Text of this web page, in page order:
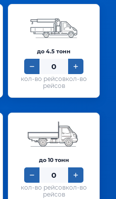
до 4.5 тонн
кол-во
рейсов
до 10 тонн
кол-во
рейсов